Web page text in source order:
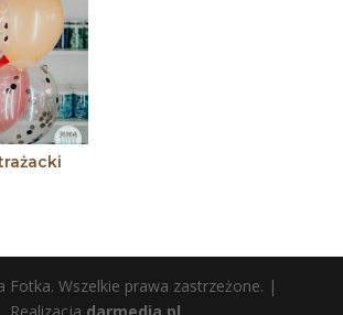
Fotka. Wszelkie prawa zastrzeżone. |